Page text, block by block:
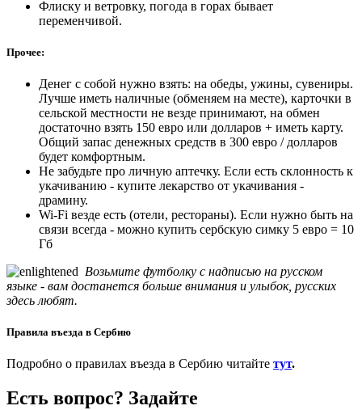
Флиску и ветровку, погода в горах бывает
переменчивой.
Прочее:
Денег с собой нужно взять: на обеды, ужины, сувениры.
Лучше иметь наличные (обменяем на месте), карточки в
сельской местности не везде принимают, на обмен
достаточно взять 150 евро или долларов + иметь карту.
Общий запас денежных средств в 300 евро / долларов
будет комфортным.
Не забудьте про личную аптечку. Если есть склонность к
укачиванию - купите лекарство от укачивания -
драмину.
Wi-Fi везде есть (отели, рестораны). Если нужно быть на
связи всегда - можно купить сербскую симку 5 евро = 10
Гб
Возьмите футболку с надписью на русском
языке - вам достанется больше внимания и улыбок, русских
здесь любят.
Правила въезда в Сербию
Подробно о правилах въезда в Сербию читайте тут.
Есть вопрос? Задайте